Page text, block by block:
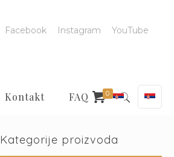
Kontakt FAQ
Facebook Instagram YouTube
0
Kategorije proizvoda